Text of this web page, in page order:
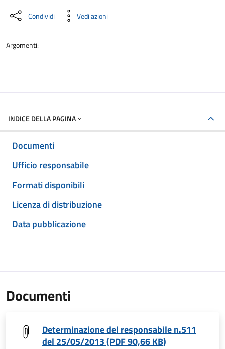
Condividi Vedi azioni
Argomenti:
INDICE DELLA PAGINA
Documenti
Ufficio responsabile
Formati disponibili
Licenza di distribuzione
Data pubblicazione
Documenti
Determinazione del responsabile n.511
del 25/05/2013 (PDF 90,66 KB)